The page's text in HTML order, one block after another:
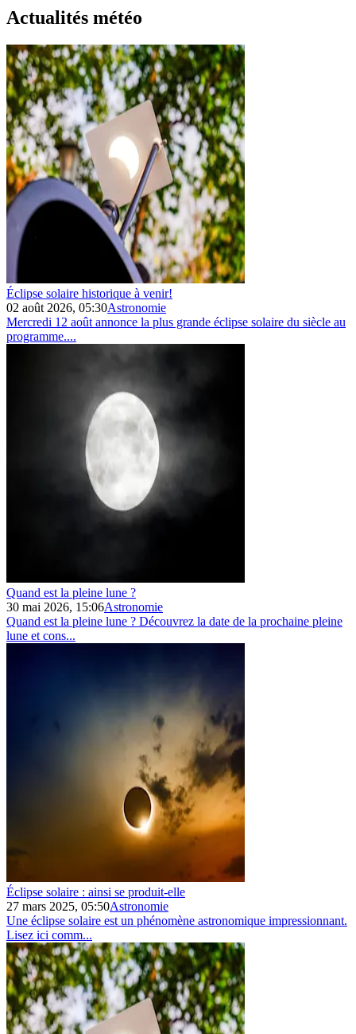
Actualités météo
Éclipse solaire historique à venir!
02 août 2026, 05:30Astronomie
Mercredi 12 août annonce la plus grande éclipse solaire du siècle au
programme....
Quand est la pleine lune ?
30 mai 2026, 15:06Astronomie
Quand est la pleine lune ? Découvrez la date de la prochaine pleine
lune et cons...
Éclipse solaire : ainsi se produit‑elle
27 mars 2025, 05:50Astronomie
Une éclipse solaire est un phénomène astronomique impressionnant.
Lisez ici comm...